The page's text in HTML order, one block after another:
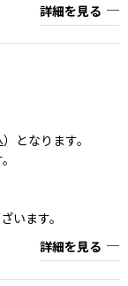
詳細を見る
となります。
います。
詳細を見る